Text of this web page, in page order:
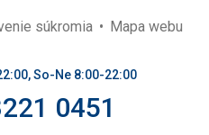
súkromia Mapa webu
So-Ne 8:00-22:00
0451